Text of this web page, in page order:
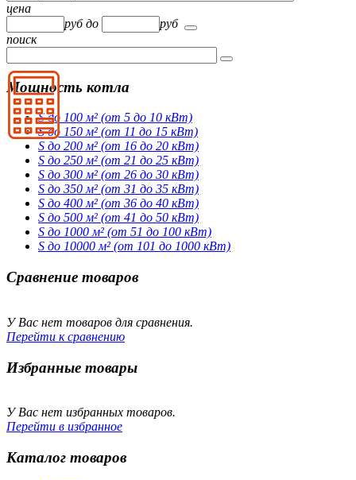
цена
рубдо
руб
поиск
Мощность котла
S до 100 м² (от 5 до 10 кВт)
S до 150 м² (от 11 до 15 кВт)
S до 200 м² (от 16 до 20 кВт)
S до 250 м² (от 21 до 25 кВт)
S до 300 м² (от 26 до 30 кВт)
S до 350 м² (от 31 до 35 кВт)
S до 400 м² (от 36 до 40 кВт)
S до 500 м² (от 41 до 50 кВт)
S до 1000 м² (от 51 до 100 кВт)
S до 10000 м² (от 101 до 1000 кВт)
Сравнение товаров
У Вас нет товаров для сравнения.
Перейти к сравнению
Избранные товары
У Вас нет избранных товаров.
Перейти в избранное
Каталог товаров